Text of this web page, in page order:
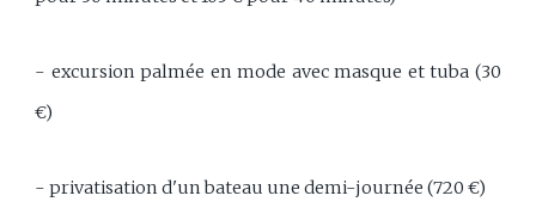
- excursion palmée en mode avec masque et tuba (30
€)
- privatisation d'un bateau une demi-journée (720 €)